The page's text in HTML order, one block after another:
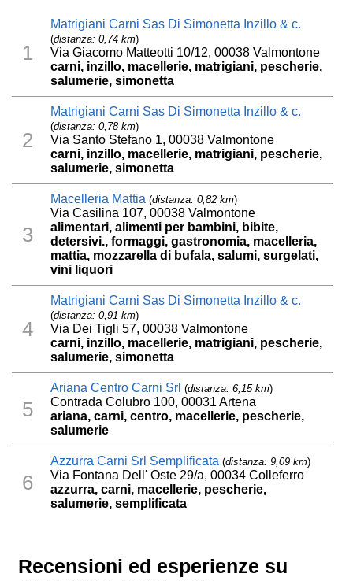
1
Matrigiani Carni Sas Di Simonetta Inzillo & c.
(distanza: 0,74 km)
Via Giacomo Matteotti 10/12, 00038 Valmontone
carni, inzillo, macellerie, matrigiani, pescherie,
salumerie, simonetta
2
Matrigiani Carni Sas Di Simonetta Inzillo & c.
(distanza: 0,78 km)
Via Santo Stefano 1, 00038 Valmontone
carni, inzillo, macellerie, matrigiani, pescherie,
salumerie, simonetta
3
Macelleria Mattia (distanza: 0,82 km)
Via Casilina 107, 00038 Valmontone
alimentari, alimenti per bambini, bibite,
detersivi., formaggi, gastronomia, macelleria,
mattia, mozzarella di bufala, salumi, surgelati,
vini liquori
4
Matrigiani Carni Sas Di Simonetta Inzillo & c.
(distanza: 0,91 km)
Via Dei Tigli 57, 00038 Valmontone
carni, inzillo, macellerie, matrigiani, pescherie,
salumerie, simonetta
5
Ariana Centro Carni Srl (distanza: 6,15 km)
Contrada Colubro 100, 00031 Artena
ariana, carni, centro, macellerie, pescherie,
salumerie
6
Azzurra Carni Srl Semplificata (distanza: 9,09 km)
Via Fontana Dell' Oste 29/a, 00034 Colleferro
azzurra, carni, macellerie, pescherie,
salumerie, semplificata
Recensioni ed esperienze su